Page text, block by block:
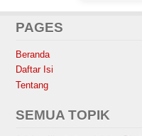
PAGES
Beranda
Daftar Isi
Tentang
SEMUA TOPIK